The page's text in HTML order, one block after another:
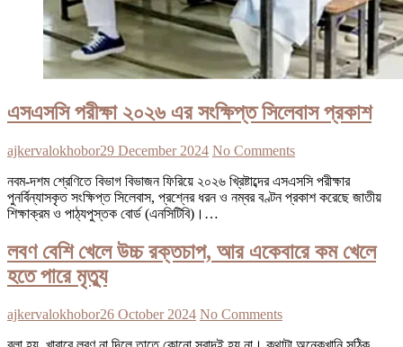
এসএসসি পরীক্ষা ২০২৬ এর সংক্ষিপ্ত সিলেবাস প্রকাশ
ajkervalokhobor29 December 2024 No Comments
নবম-দশম শ্রেণিতে বিভাগ বিভাজন ফিরিয়ে ২০২৬ খ্রিষ্টাব্দের এসএসসি পরীক্ষার
পুনর্বিন্যাসকৃত সংক্ষিপ্ত সিলেবাস, প্রশ্নের ধরন ও নম্বর বণ্টন প্রকাশ করেছে জাতীয়
শিক্ষাক্রম ও পাঠ্যপুস্তক বোর্ড (এনসিটিবি)।…
লবণ বেশি খেলে উচ্চ রক্তচাপ, আর একেবারে কম খেলে
হতে পারে মৃত্যু
ajkervalokhobor26 October 2024 No Comments